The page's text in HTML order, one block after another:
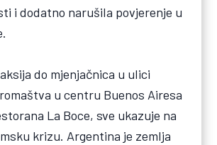
i dodatno narušila povjerenje u
do mjenjačnica u ulici
u centru Buenos Airesa
La Boce, sve ukazuje na
krizu. Argentina je zemlja